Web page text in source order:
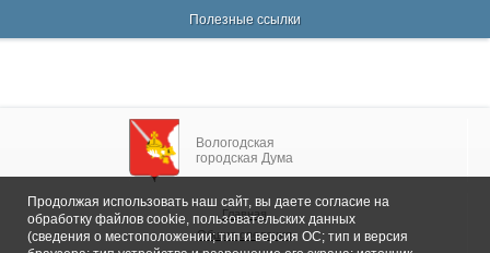
Полезные ссылки
Вологодская
городская Дума
Главная
Общие сведения
Продолжая использовать наш сайт, вы даете согласие на
обработку файлов cookie, пользовательских данных
(сведения о местоположении; тип и версия ОС; тип и версия